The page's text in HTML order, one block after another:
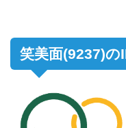
笑美面(9237)の